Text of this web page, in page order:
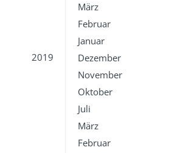
März
Februar
Januar
2019
Dezember
November
Oktober
Juli
März
Februar